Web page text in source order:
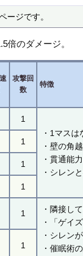
ージです。
倍のダメージ。
攻撃回
数
特徴
1
・1マス
・壁の角
・貫通能
・シレン
1
1
1
1
・隣接し
・「ゲイ
・シレン
・催眠術
1